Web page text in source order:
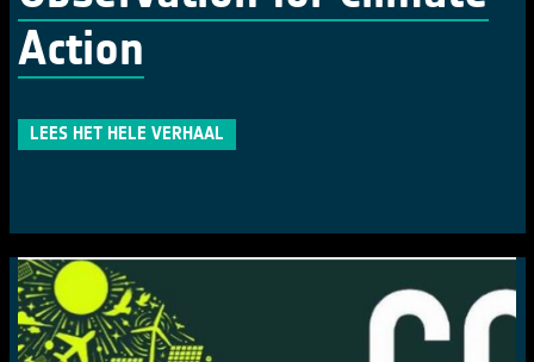
Action
LEES HET HELE VERHAAL